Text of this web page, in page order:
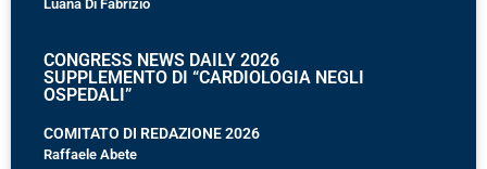
Luana Di Fabrizio
CONGRESS NEWS DAILY 2026
SUPPLEMENTO DI “CARDIOLOGIA NEGLI
OSPEDALI”
COMITATO DI REDAZIONE 2026
Raffaele Abete